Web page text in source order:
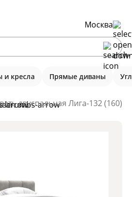
Москва
и кресла Прямые диваны
двуспальная Лига-132 (160),